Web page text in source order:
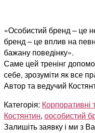
«Особистий бренд – це
бренд – це вплив на
бажану поведінку».
Саме цей тренінг
себе, зрозуміти як все
Автор та ведучий
Категорія: Корпоративні
Костянтин, оособистий
Залишіть заявку і ми з